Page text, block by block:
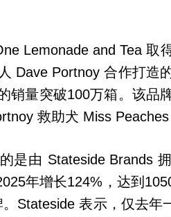
Lemonade and Tea 取
Dave Portnoy 合作打造
销量突破100万箱。该品
救助犬 Miss Peaches
是由 Stateside Brands
年增长124%，达到
Stateside 表示，仅去年